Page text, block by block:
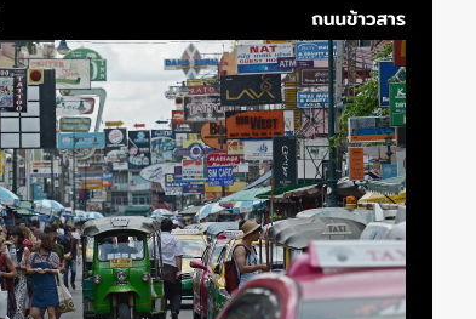
ค้นหา
SHARE TWEET LINE